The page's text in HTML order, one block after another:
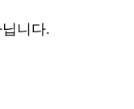
니다.